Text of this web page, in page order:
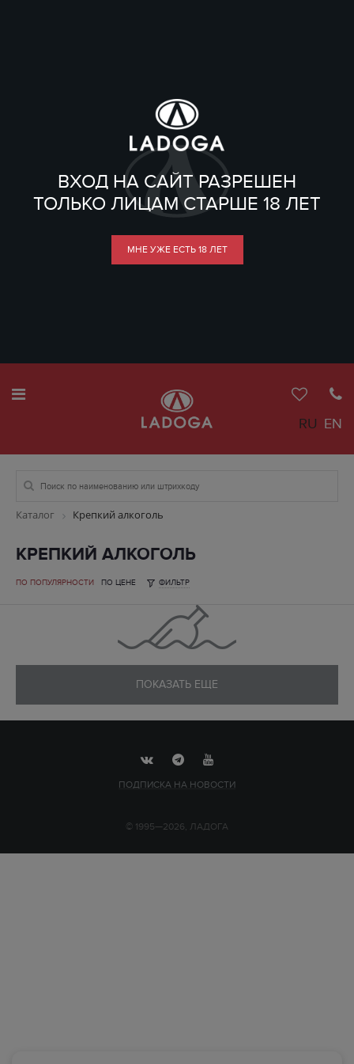
ВХОД НА САЙТ РАЗРЕШЕН
ТОЛЬКО ЛИЦАМ СТАРШЕ 18 ЛЕТ
МНЕ УЖЕ ЕСТЬ 18 ЛЕТ
RU EN
Каталог Крепкий алкоголь
КРЕПКИЙ АЛКОГОЛЬ
ПО ПОПУЛЯРНОСТИ ПО ЦЕНЕ ФИЛЬТР
ПОКАЗАТЬ ЕЩЕ
ПОДПИСКА НА НОВОСТИ
© 1995—2026, ЛАДОГА